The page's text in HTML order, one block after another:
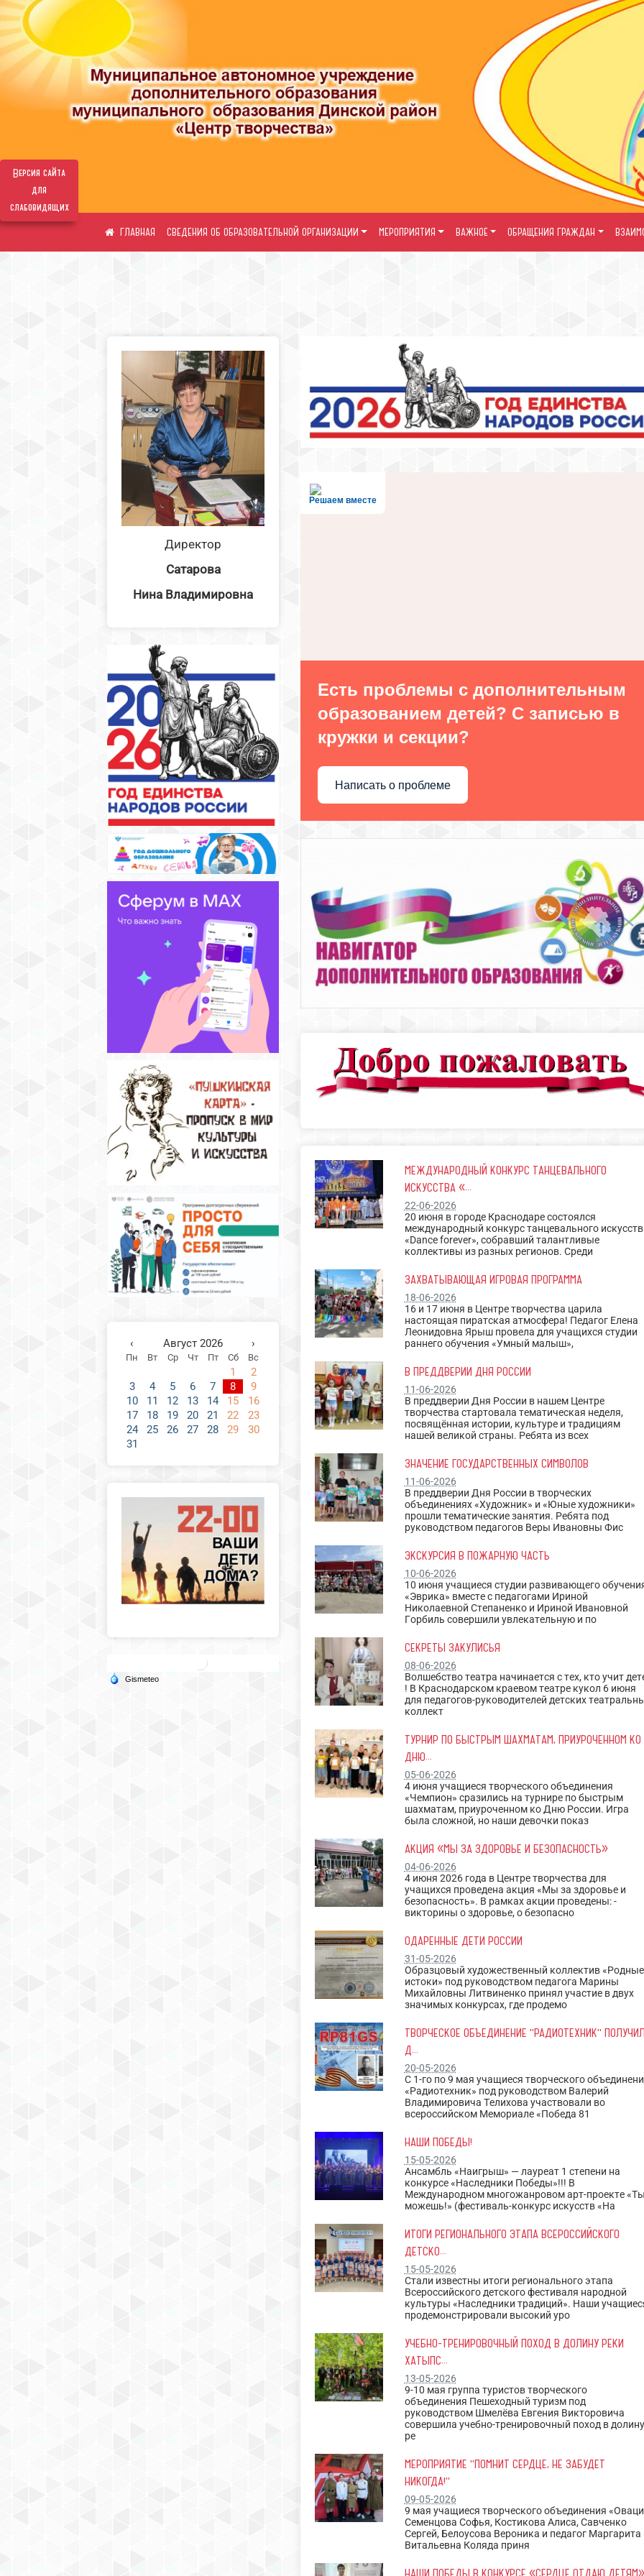
Версия сайта
для
слабовидящих
СВЕДЕНИЯ ОБ ОБРАЗОВАТЕЛЬНОЙ ОРГАНИЗАЦИИ МЕРОПРИЯТИЯ ВАЖНОЕ ОБРАЩЕНИЯ ГРАЖДАН
Директор
Сатарова
Нина Владимировна
‹ Август 2026 ›
Пн Вт Ср Чт Пт Сб Вс
1
2
3
4 5 6 7 8
9
10
11 12 13 14 15
16
17
18 19 20 21 22
23
24
25 26 27 28 29
30
31
Решаем вместе
Есть проблемы с дополнительным
образованием детей? С записью в
кружки и секции?
Написать о проблеме
МЕЖДУНАРОДНЫЙ КОНКУРС ТАНЦЕВАЛЬНОГО
ИСКУССТВА «...
22-06-2026
20 июня в городе Краснодаре состоялся
международный конкурс танцевального
«Dance forever», собравший талантливые
коллективы из разных регионов. Среди
ЗАХВАТЫВАЮЩАЯ ИГРОВАЯ ПРОГРАММА
18-06-2026
16 и 17 июня в Центре творчества царила
настоящая пиратская атмосфера! Педагог Елена
Леонидовна Ярыш провела для учащихся студии
раннего обучения «Умный малыш»,
В ПРЕДДВЕРИИ ДНЯ РОССИИ
11-06-2026
В преддверии Дня России в нашем Центре
творчества стартовала тематическая неделя,
посвящённая истории, культуре и традициям
нашей великой страны. Ребята из всех
ЗНАЧЕНИЕ ГОСУДАРСТВЕННЫХ СИМВОЛОВ
11-06-2026
В преддверии Дня России в творческих
объединениях «Художник» и «Юные художники»
прошли тематические занятия. Ребята под
руководством педагогов Веры Ивановны Фис
ЭКСКУРСИЯ В ПОЖАРНУЮ ЧАСТЬ
10-06-2026
10 июня учащиеся студии развивающего
«Эврика» вместе с педагогами Ириной
Николаевной Степаненко и Ириной Ивановной
Горбиль совершили увлекательную и по
СЕКРЕТЫ ЗАКУЛИСЬЯ
08-06-2026
Волшебство театра начинается с тех, кто учит
! В Краснодарском краевом театре кукол 6 июня
для педагогов-руководителей детских
коллект
ТУРНИР ПО БЫСТРЫМ ШАХМАТАМ, ПРИУРОЧЕННОМ КО
ДНЮ...
05-06-2026
4 июня учащиеся творческого объединения
«Чемпион» сразились на турнире по быстрым
шахматам, приуроченном ко Дню России. Игра
была сложной, но наши девочки показ
АКЦИЯ «МЫ ЗА ЗДОРОВЬЕ И БЕЗОПАСНОСТЬ»
04-06-2026
4 июня 2026 года в Центре творчества для
учащихся проведена акция «Мы за здоровье и
безопасность». В рамках акции проведены: -
викторины о здоровье, о безопасно
ОДАРЕННЫЕ ДЕТИ РОССИИ
31-05-2026
Образцовый художественный коллектив «Родные
истоки» под руководством педагога Марины
Михайловны Литвиненко принял участие в двух
значимых конкурсах, где продемо
ТВОРЧЕСКОЕ ОБЪЕДИНЕНИЕ "РАДИОТЕХНИК"
Д...
20-05-2026
С 1-го по 9 мая учащиеся творческого
«Радиотехник» под руководством Валерий
Владимировича Телихова участвовали во
всероссийском Мемориале «Победа 81
НАШИ ПОБЕДЫ!
15-05-2026
Ансамбль «Наигрыш» — лауреат 1 степени на
конкурсе «Наследники Победы»!!! В
Международном многожанровом арт-проекте
можешь!» (фестиваль-конкурс искусств «На
ИТОГИ РЕГИОНАЛЬНОГО ЭТАПА ВСЕРОССИЙСКОГО
ДЕТСКО...
15-05-2026
Стали известны итоги регионального этапа
Всероссийского детского фестиваля народной
культуры «Наследники традиций». Наши
продемонстрировали высокий уро
УЧЕБНО-ТРЕНИРОВОЧНЫЙ ПОХОД В ДОЛИНУ РЕКИ
ХАТЫПС...
13-05-2026
9-10 мая группа туристов творческого
объединения Пешеходный туризм под
руководством Шмелёва Евгения Викторовича
совершила учебно-тренировочный поход в долину
ре
МЕРОПРИЯТИЕ "ПОМНИТ СЕРДЦЕ, НЕ ЗАБУДЕТ
НИКОГДА!"
09-05-2026
9 мая учащиеся творческого объединения
Семенцова Софья, Костикова Алиса, Савченко
Сергей, Белоусова Вероника и педагог Маргарита
Витальевна Коляда приня